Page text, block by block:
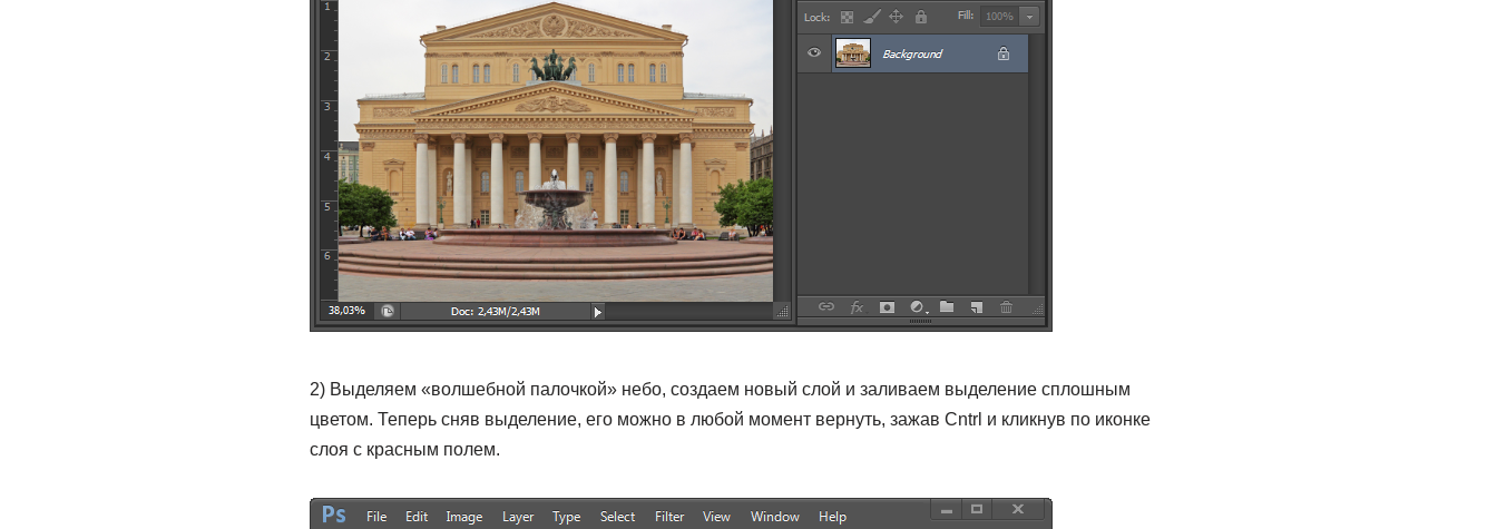
2) Выделяем «волшебной палочкой» небо, создаем новый слой и заливаем выделение сплошным
цветом. Теперь сняв выделение, его можно в любой момент вернуть, зажав Сntrl и кликнув по иконке
слоя с красным полем.